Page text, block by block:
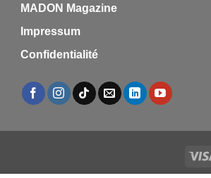
MADON Magazine
Impressum
Confidentialité